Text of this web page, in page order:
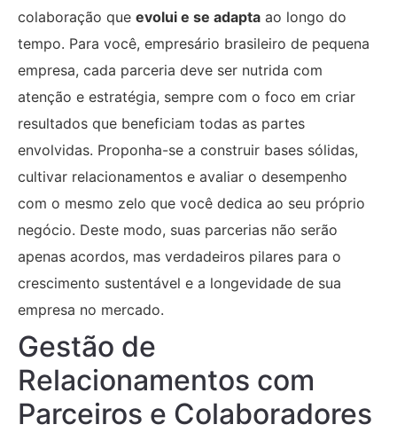
colaboração que evolui e se adapta ao longo do
tempo. Para você, empresário brasileiro de pequena
empresa, cada parceria deve ser nutrida com
atenção e estratégia, sempre com o foco em criar
resultados que beneficiam todas as partes
envolvidas. Proponha-se a construir bases sólidas,
cultivar relacionamentos e avaliar o desempenho
com o mesmo zelo que você dedica ao seu próprio
negócio. Deste modo, suas parcerias não serão
apenas acordos, mas verdadeiros pilares para o
crescimento sustentável e a longevidade de sua
empresa no mercado.
Gestão de
Relacionamentos com
Parceiros e Colaboradores